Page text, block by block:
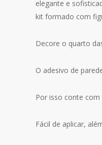
elegante e
kit formado com
Decore o quarto
O adesivo de
Por isso conte
Fácil de aplicar,